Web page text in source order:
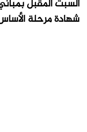
السبت المقبل
شهادة مرحلة